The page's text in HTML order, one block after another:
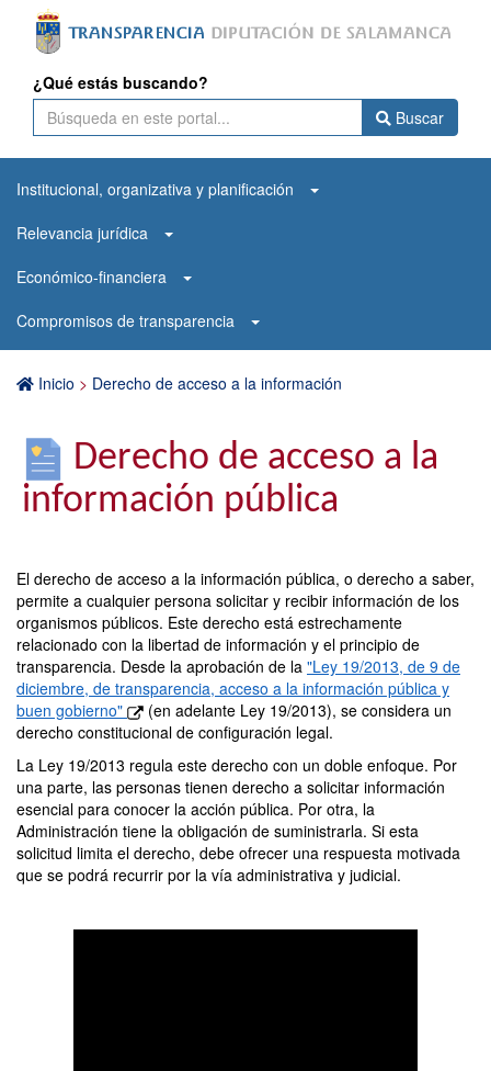
¿Qué estás buscando?
Buscar
Institucional, organizativa y planificación
Relevancia jurídica
Económico-financiera
Compromisos de transparencia
Inicio > Derecho de acceso a la información
Derecho de acceso a la
información pública
El derecho de acceso a la información pública, o derecho a saber,
permite a cualquier persona solicitar y recibir información de los
organismos públicos. Este derecho está estrechamente
relacionado con la libertad de información y el principio de
transparencia. Desde la aprobación de la "Ley 19/2013, de 9 de
diciembre, de transparencia, acceso a la información pública y
buen gobierno"
(en adelante Ley 19/2013), se considera un
derecho constitucional de configuración legal.
La Ley 19/2013 regula este derecho con un doble enfoque. Por
una parte, las personas tienen derecho a solicitar información
esencial para conocer la acción pública. Por otra, la
Administración tiene la obligación de suministrarla. Si esta
solicitud limita el derecho, debe ofrecer una respuesta motivada
que se podrá recurrir por la vía administrativa y judicial.